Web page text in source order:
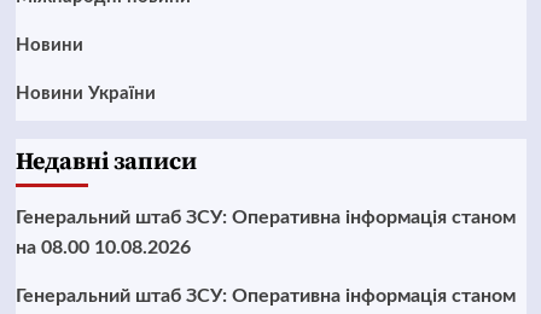
Новини
Новини України
Недавні записи
Генеральний штаб ЗСУ: Оперативна інформація станом
на 08.00 10.08.2026
Генеральний штаб ЗСУ: Оперативна інформація станом